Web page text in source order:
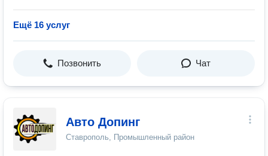
Ещё 16 услуг
Позвонить Чат
Авто Допинг
Ставрополь, Промышленный район